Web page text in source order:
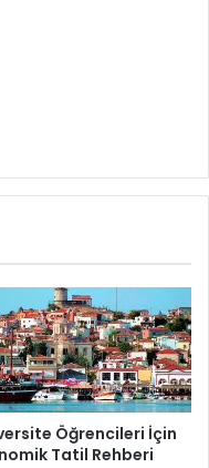
Öğrencileri İçin
Tatil Rehberi